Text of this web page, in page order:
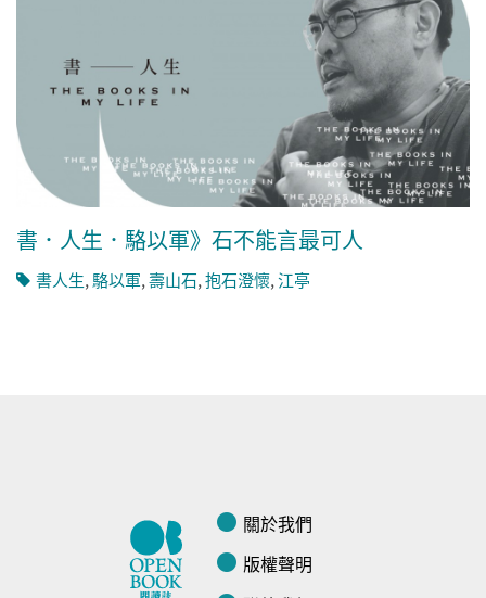
書．人生．駱以軍》石不能言最可人
書人生,駱以軍,壽山石,抱石澄懷,江亭
關於我們
版權聲明